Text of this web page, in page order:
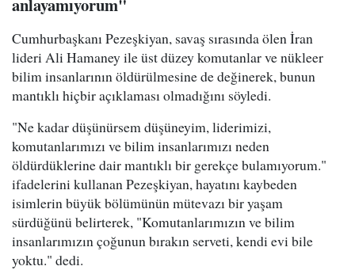
Cumhurbaşkanı Pezeşkiyan, savaş sırasında ölen İran
lideri Ali Hamaney ile üst düzey komutanlar ve nükleer
bilim insanlarının öldürülmesine de değinerek, bunun
mantıklı hiçbir açıklaması olmadığını söyledi.
"Ne kadar düşünürsem düşüneyim, liderimizi,
komutanlarımızı ve bilim insanlarımızı neden
öldürdüklerine dair mantıklı bir gerekçe bulamıyorum."
ifadelerini kullanan Pezeşkiyan, hayatını kaybeden
isimlerin büyük bölümünün mütevazı bir yaşam
sürdüğünü belirterek, "Komutanlarımızın ve bilim
insanlarımızın çoğunun bırakın serveti, kendi evi bile
yoktu." dedi.